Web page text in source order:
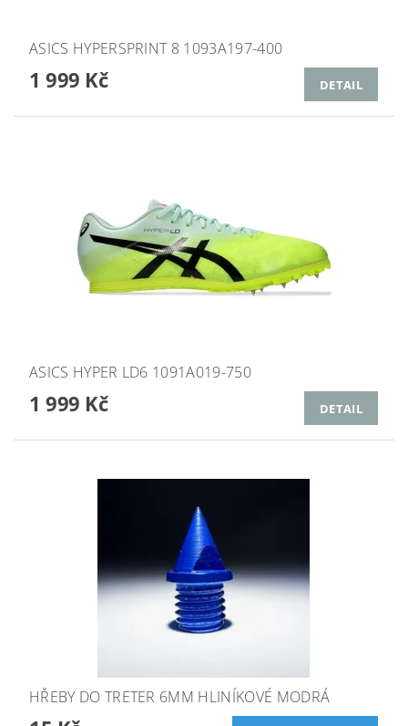
ASICS HYPERSPRINT 8 1093A197-400
1 999 Kč DETAIL
ASICS HYPER LD6 1091A019-750
1 999 Kč DETAIL
HŘEBY DO TRETER 6MM HLINÍKOVÉ MODRÁ